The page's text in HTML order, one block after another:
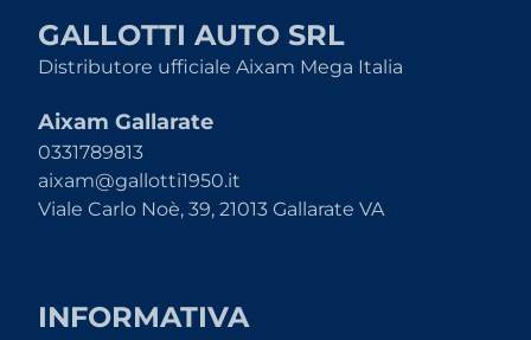
GALLOTTI AUTO SRL
Distributore ufficiale Aixam Mega Italia
Aixam Gallarate
0331789813
aixam@gallotti1950.it
Viale Carlo Noè, 39, 21013 Gallarate VA
INFORMATIVA